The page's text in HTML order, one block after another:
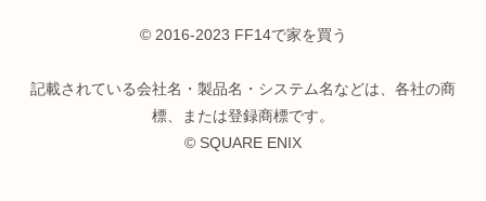
© 2016-2023 FF14で家を買う
記載されている会社名・製品名・システム名などは、各社の商
標、または登録商標です。
© SQUARE ENIX